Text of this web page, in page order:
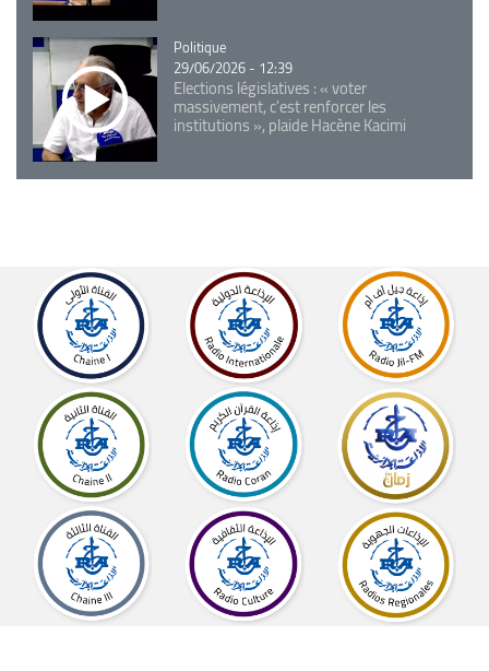
Catégorie
Politique
29/06/2026 - 12:39
Elections législatives : « voter
massivement, c'est renforcer les
institutions », plaide Hacène Kacimi